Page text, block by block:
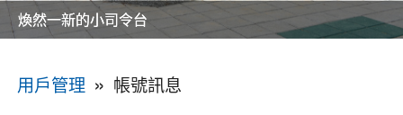
美麗的操場是我們活力的來源
美麗的操場是我們活力的來源
煥然一新的小司令台
煥然一新的小司令台
富含桃園埤塘田園風光意象的中廊
富含桃園埤塘田園風光意象的中廊
嶄新的中庭廣場
嶄新的中庭廣場
水生池生生不息
水生池生生不息
用戶管理 » 帳號訊息